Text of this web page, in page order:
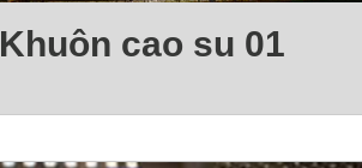
Khuôn cao su 01